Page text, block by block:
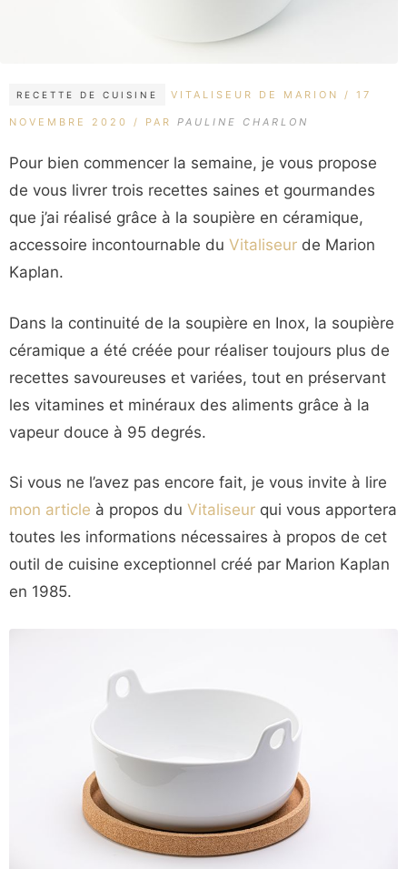
RECETTE DE CUISINE
VITALISEUR DE MARION 17
NOVEMBRE 2020 PAR PAULINE CHARLON
Pour bien commencer la semaine, je vous propose
de vous livrer trois recettes saines et gourmandes
que j’ai réalisé grâce à la soupière en céramique,
accessoire incontournable du Vitaliseur de Marion
Kaplan.
Dans la continuité de la soupière en Inox, la soupière
céramique a été créée pour réaliser toujours plus de
recettes savoureuses et variées, tout en préservant
les vitamines et minéraux des aliments grâce à la
vapeur douce à 95 degrés.
Si vous ne l’avez pas encore fait, je vous invite à lire
mon article à propos du Vitaliseur qui vous apportera
toutes les informations nécessaires à propos de cet
outil de cuisine exceptionnel créé par Marion Kaplan
en 1985.